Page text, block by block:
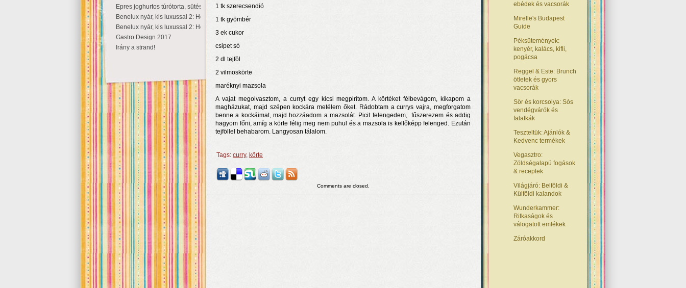
Epres joghurtos túrótorta, sütés nélkül
Benelux nyár, kis luxussal 2: Hollandia
Benelux nyár, kis luxussal 2: Hollandia
Gastro Design 2017
Irány a strand!
ebédek és vacsorák
Mirelle's Budapest
Guide
Péksütemények:
kenyér, kalács, kifli,
pogácsa
Reggel & Este: Brunch
ötletek és gyors
vacsorák
Sör és korcsolya: Sós
vendégvárók és
falatkák
Teszteltük: Ajánlók &
Kedvenc termékek
Vegasztro:
Zöldségalapú fogások
& receptek
Világjáró: Belföldi &
Külföldi kalandok
Wunderkammer:
Ritkaságok és
válogatott emlékek
Záróakkord
1 tk szerecsendió
1 tk gyömbér
3 ek cukor
csipet só
2 dl tejföl
2 vilmoskörte
maréknyi mazsola
A vajat megolvasztom, a curryt egy kicsi megpirítom. A körtéket félbevágom, kikapom a
magházukat, majd szépen kockára metélem őket. Rádobtam a currys vajra, megforgatom
benne a kockáimat, majd hozzáadom a mazsolát. Picit felengedem, fűszerezem és addig
hagyom főni, amíg a körte félig meg nem puhul és a mazsola is kellőképp felenged. Ezután
tejföllel behabarom. Langyosan tálalom.
Tags: curry, körte
Comments are closed.